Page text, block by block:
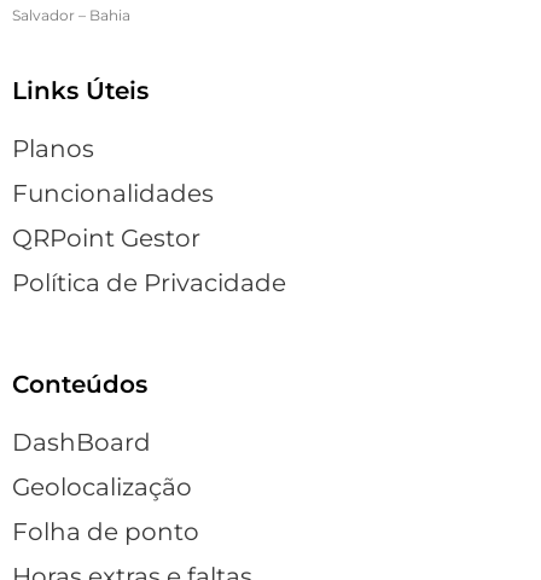
Salvador – Bahia
Links Úteis
Planos
Funcionalidades
QRPoint Gestor
Política de Privacidade
Conteúdos
DashBoard
Geolocalização
Folha de ponto